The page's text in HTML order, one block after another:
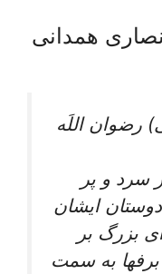
همدانى
رضوان اللَه
سرد و پر
ايشان
بزرگ بر
به سمت